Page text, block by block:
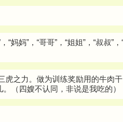
妈妈”，“哥哥”，“姐姐”，“叔叔”，
虎之力。做为训练奖励用的牛肉干
（四嫂不认同，非说是我吃的）